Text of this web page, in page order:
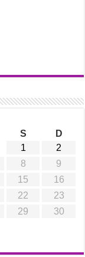
S
D
1
2
8
9
15
16
22
23
29
30